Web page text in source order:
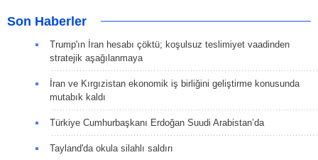
Son Haberler
Trump'ın İran hesabı çöktü; koşulsuz teslimiyet vaadinden
stratejik aşağılanmaya
İran ve Kırgızistan ekonomik iş birliğini geliştirme konusunda
mutabık kaldı
Türkiye Cumhurbaşkanı Erdoğan Suudi Arabistan’da
Tayland'da okula silahlı saldırı